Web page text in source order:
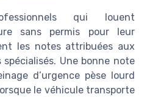
qui louent
sans permis pour leur
les notes attribuées aux
Une bonne note
d’urgence pèse lourd
le véhicule transporte